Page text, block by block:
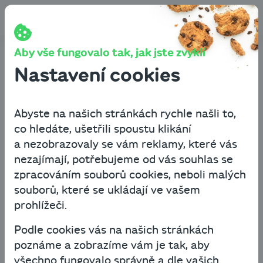
Přeskočit na obsah
Aby vše fungovalo tak, jak jste zvyklí
Nastavení cookies
Abyste na našich stránkách rychle našli to,
co hledáte, ušetřili spoustu klikání
a nezobrazovaly se vám reklamy, které vás
nezajímají, potřebujeme od vás souhlas se
zpracováním souborů cookies, neboli malých
souborů, které se ukládají ve vašem
prohlížeči.
Podle cookies vás na našich stránkách
poznáme a zobrazíme vám je tak, aby
všechno fungovalo správně a dle vašich